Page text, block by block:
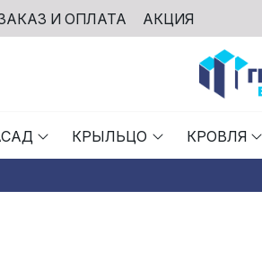
И ОПЛАТА АКЦИЯ
КРЫЛЬЦО КРОВЛЯ